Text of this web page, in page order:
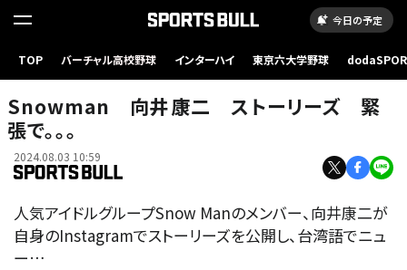
今日の予定
TOP バーチャル高校野球 インターハイ 東京六大学野球
Snowman 向井康二 ストーリーズ 緊
張で。。。
2024.08.03 10:59
人気アイドルグループSnow Manのメンバー、向井康二が
自身のInstagramでストーリーズを公開し、台湾語でニュ
ー…